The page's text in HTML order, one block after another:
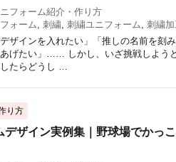
フォーム紹介・作り方
ォーム, 刺繍, 刺繍ユニフォーム, 刺繍
ザインを入れたい」「推しの名前を刻
げたい」…… しかし、いざ挑戦しよう
たらどうし …
り方
デザイン実例集｜野球場でかっ